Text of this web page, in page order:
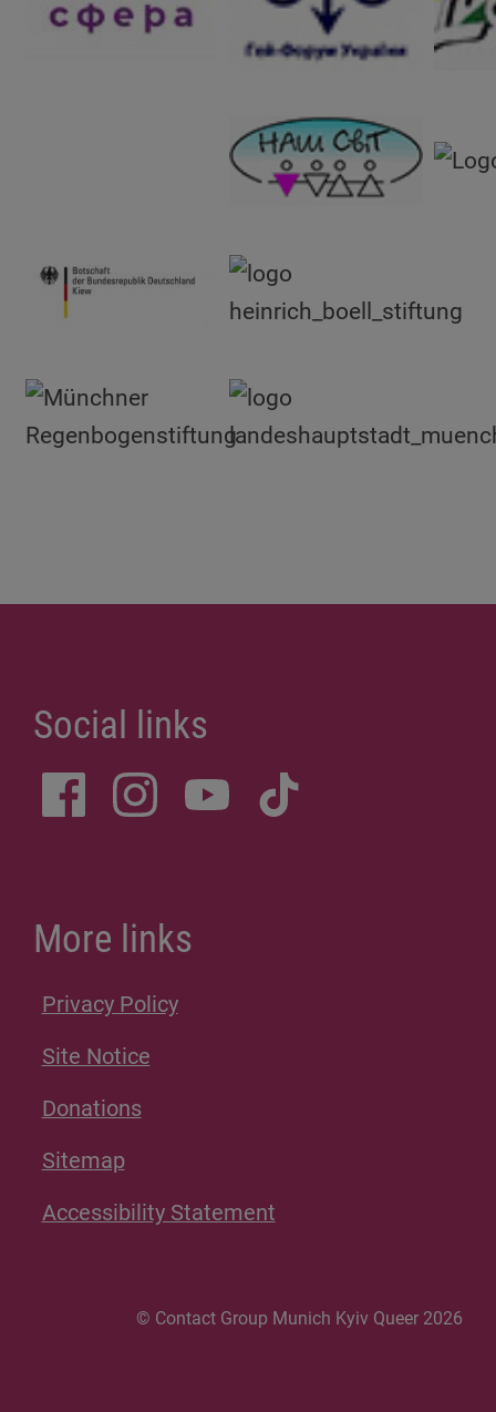
Social links
More links
Privacy Policy
Site Notice
Donations
Sitemap
Accessibility Statement
© Contact Group Munich Kyiv Queer 2026